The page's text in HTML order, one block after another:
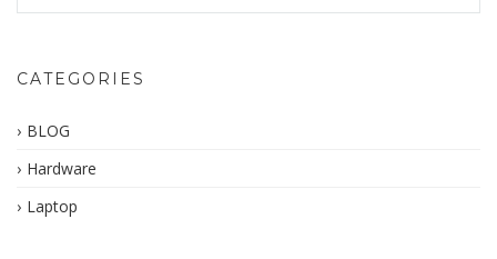
CATEGORIES
BLOG
Hardware
Laptop